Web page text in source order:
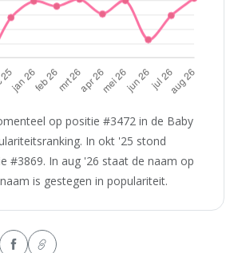
op positie #3472 in de Baby
In okt '25 stond
#3869. In aug '26 staat de naam op
is gestegen in populariteit.